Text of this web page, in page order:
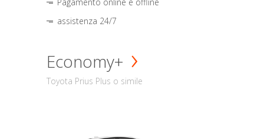
assistenza 24/7
Economy+
Toyota Prius Plus o simile